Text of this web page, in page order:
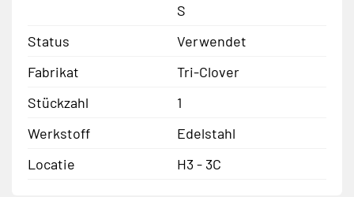
S
Status
Verwendet
Fabrikat
Tri-Clover
Stückzahl
1
Werkstoff
Edelstahl
Locatie
H3 - 3C